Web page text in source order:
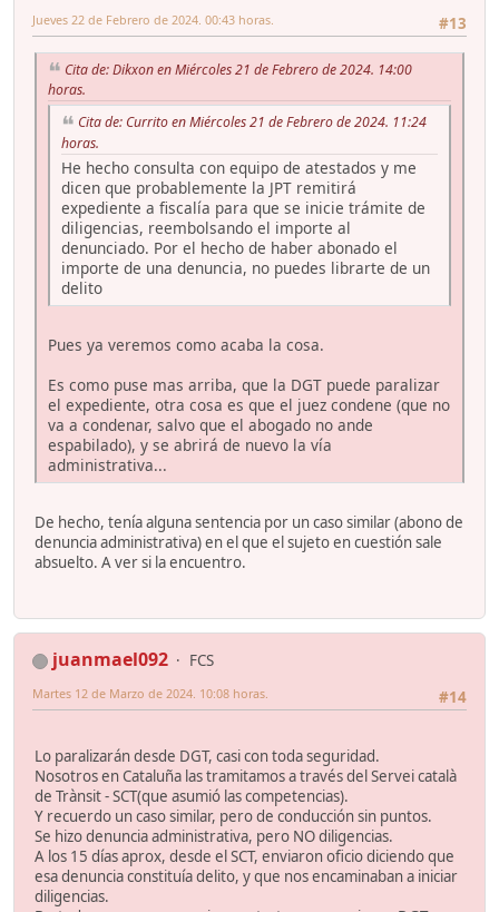
#13
Jueves 22 de Febrero de 2024. 00:43 horas.
Cita de: Dikxon en Miércoles 21 de Febrero de 2024. 14:00
horas.
Cita de: Currito en Miércoles 21 de Febrero de 2024. 11:24
horas.
He hecho consulta con equipo de atestados y me
dicen que probablemente la JPT remitirá
expediente a fiscalía para que se inicie trámite de
diligencias, reembolsando el importe al
denunciado. Por el hecho de haber abonado el
importe de una denuncia, no puedes librarte de un
delito
Pues ya veremos como acaba la cosa.
Es como puse mas arriba, que la DGT puede paralizar
el expediente, otra cosa es que el juez condene (que no
va a condenar, salvo que el abogado no ande
espabilado), y se abrirá de nuevo la vía
administrativa...
De hecho, tenía alguna sentencia por un caso similar (abono de
denuncia administrativa) en el que el sujeto en cuestión sale
absuelto. A ver si la encuentro.
juanmael092
FCS
#14
Martes 12 de Marzo de 2024. 10:08 horas.
Lo paralizarán desde DGT, casi con toda seguridad.
Nosotros en Cataluña las tramitamos a través del Servei català
de Trànsit - SCT(que asumió las competencias).
Y recuerdo un caso similar, pero de conducción sin puntos.
Se hizo denuncia administrativa, pero NO diligencias.
A los 15 días aprox, desde el SCT, enviaron oficio diciendo que
esa denuncia constituía delito, y que nos encaminaban a iniciar
diligencias.